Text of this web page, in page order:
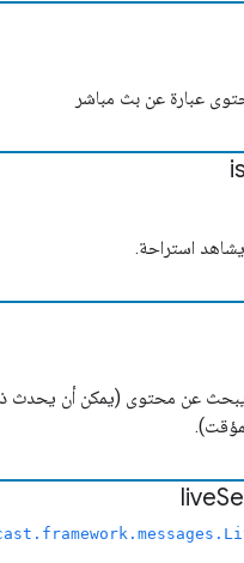
عبارة عن بث مباشر
is
استراحة.
عن محتوى (يمكن أن يحدث
live